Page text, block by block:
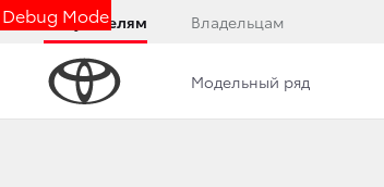
Debug Mode
Покупателям Владельцам
Модельный ряд